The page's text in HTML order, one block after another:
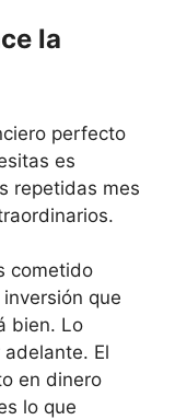
la
perfecto
es
repetidas mes
cometido
que
bien. Lo
El
en dinero
lo que